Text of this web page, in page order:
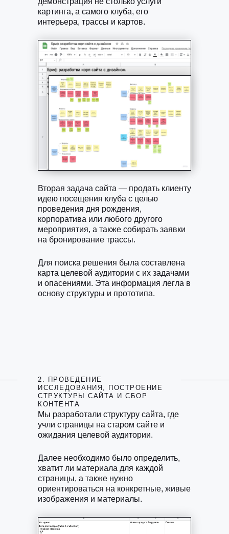
картинга, а самого клуба, его
интерьера, трассы и картов.
Вторая задача сайта — продать клиенту
идею посещения клуба с целью
проведения дня рождения,
корпоратива или любого другого
мероприятия, а также собирать заявки
на бронирование трассы.
Для поиска решения была составлена
карта целевой аудитории с их задачами
и опасениями. Эта информация легла в
основу структуры и прототипа.
2. ПРОВЕДЕНИЕ
ИССЛЕДОВАНИЯ, ПОСТРОЕНИЕ
СТРУКТУРЫ САЙТА И СБОР
КОНТЕНТА
Далее необходимо было определить,
хватит ли материала для каждой
страницы, а также нужно
ориентироваться на конкретные, живые
изображения и материалы.
Мы разработали структуру сайта, где
учли страницы на старом сайте и
ожидания целевой аудитории.